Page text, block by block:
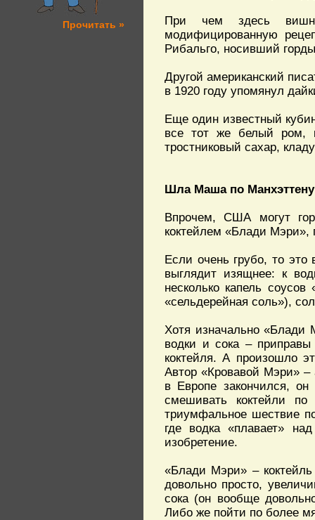
Прочитать »
При чем здесь
модифицированную
Рибальго, носивший
Другой американский
в 1920 году упомянул
Еще один известный
все тот же белый ром,
тростниковый сахар,
Шла Маша по
Впрочем, США могут
коктейлем «Блади
Если очень грубо, то это
выглядит изящнее: к
несколько капель
«сельдерейная соль»),
Хотя изначально
водки и сока –
коктейля. А произошло
Автор «Кровавой Мэри» –
в Европе закончился,
смешивать коктейли
триумфальное шествие
где водка «плавает»
изобретение.
«Блади Мэри» – коктейль
довольно просто,
сока (он вообще
Либо же пойти по более